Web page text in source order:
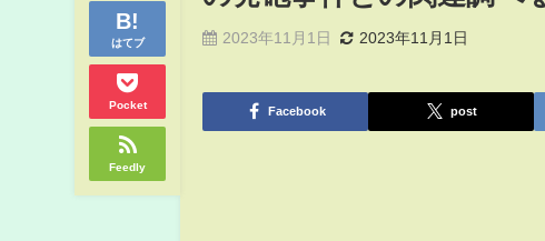
はてブ
Pocket
Feedly
2023年11月1日 2023年11月1日
Facebook post